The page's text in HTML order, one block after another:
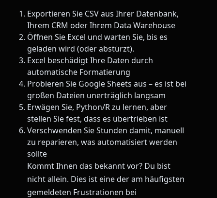
Exportieren Sie CSV aus Ihrer Datenbank,
Ihrem CRM oder Ihrem Data Warehouse
Öffnen Sie Excel und warten Sie, bis es
geladen wird (oder abstürzt).
Excel beschädigt Ihre Daten durch
automatische Formatierung
Probieren Sie Google Sheets aus – es ist bei
großen Dateien unerträglich langsam
Erwägen Sie, Python/R zu lernen, aber
stellen Sie fest, dass es übertrieben ist
Verschwenden Sie Stunden damit, manuell
zu reparieren, was automatisiert werden
sollte
Kommt Ihnen das bekannt vor? Du bist
nicht allein. Dies ist eine der am häufigsten
gemeldeten Frustrationen bei